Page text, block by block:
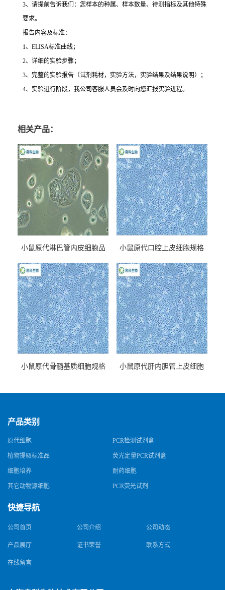
3、请提前告诉我们：您样本的种属、样本数量、待测指标及其他特殊
要求。
报告内容及标准：
1、 ELISA标准曲线；
2、详细的实验步骤；
3、完整的实验报告（试剂耗材，实验方法，实验结果及结果说明）；
4、实验进行阶段，我公司客服人员会及时向您汇报实验进程。
相关产品：
小鼠原代淋巴管内皮细胞品
小鼠原代口腔上皮细胞规格
小鼠原代骨髓基质细胞规格
小鼠原代肝内胆管上皮细胞
产品类别
原代细胞 PCR检测试剂盒
植物提取标准品 荧光定量PCR试剂盒
细胞培养 耐药细胞
其它动物源细胞 PCR荧光试剂
快捷导航
公司首页 公司介绍 公司动态
产品展厅 证书荣誉 联系方式
在线留言